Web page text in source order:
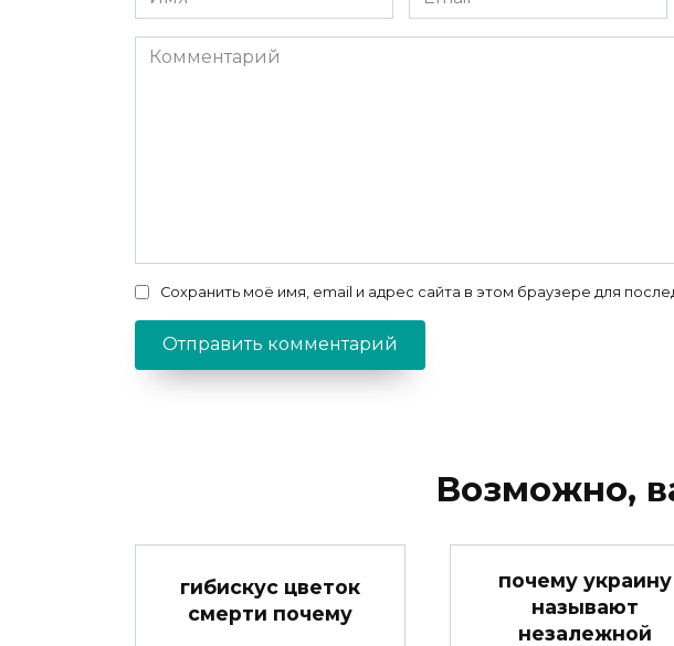
*
*
Комментарий
Сохранить моё имя, email и адрес сайта в этом браузере для
Возможно,
гибискус цветок
смерти почему
почему украину
называют
незалежной